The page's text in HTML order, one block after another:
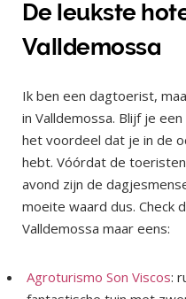
De leukste
Valldemossa
Ik ben een dagtoerist,
in Valldemossa. Blijf je
het voordeel dat je in de
hebt. Vóórdat de
avond zijn de
moeite waard dus. Check
Valldemossa maar eens:
Agroturismo Son Viscos: